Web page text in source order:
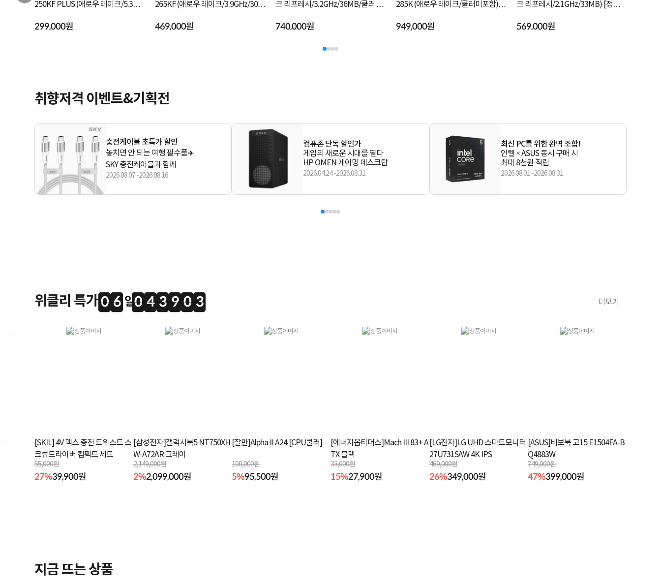
250KF PLUS (애로우 레이크/5.3GH
299,000원
265KF (애로우 레이크/3.9GHz/30M
469,000원
크 리프레시/3.2GHz/36MB/쿨러 미
740,000원
285K (애로우 레이크/쿨러미포함)
949,000원
크 리프레시/2.1GHz/33MB) [정품박
569,000원
취향저격 이벤트&기획전
충전케이블 초특가 할인
놓치면 안 되는 여행 필수품✈️
SKY 충전케이블과 함께
2026.08.07~2026.08.16
컴퓨존 단독 할인가
게임의 새로운 시대를 열다
HP OMEN 게이밍 데스크탑
2026.04.24~2026.08.31
최신 PC를 위한 완벽 조합!
인텔 × ASUS 동시 구매 시
최대 8천원 적립
2026.08.01~2026.08.31
위클리 특가0
0 6
6 0
0 4
4 3
3 9
9 0
0 1
2
1
3
2 더보기
[SKIL] 4V 맥스 충전 트위스트 스
크류드라이버 컴팩트 세트
55,000원
27%39,900원
[삼성전자]갤럭시북5 NT750XH
W-A72AR 그레이
2,149,000원
2%2,099,000원
[잘만]Alpha II A24 [CPU쿨러]
100,000원
5%95,500원
[에너지옵티머스]Mach III 83+ A
TX 블랙
33,000원
15%27,900원
[LG전자]LG UHD 스마트모니터
27U731SAW 4K IPS
469,000원
26%349,000원
[ASUS]비보북 고15 E1504FA-B
Q4883W
749,000원
47%399,000원
지금 뜨는 상품